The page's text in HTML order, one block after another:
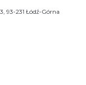
93-231 Łódź-Górna